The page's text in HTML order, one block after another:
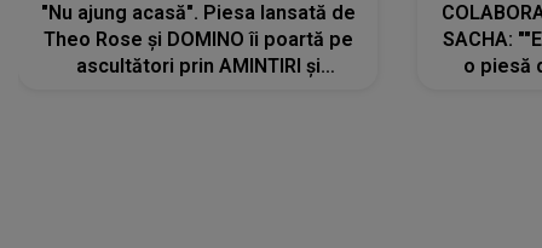
"Nu ajung acasă". Piesa lansată de
Theo Rose și DOMINO îi poartă pe
ascultători prin AMINTIRI și
SACHA:
o piesă